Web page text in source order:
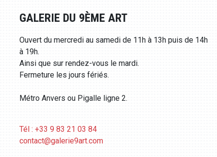
GALERIE DU 9ÈME ART
Ouvert du mercredi au samedi de 11h à 13h puis de 14h
à 19h.
Ainsi que sur rendez-vous le mardi.
Fermeture les jours fériés.
Métro Anvers ou Pigalle ligne 2.
Tél : +33 9 83 21 03 84
contact@galerie9art.com